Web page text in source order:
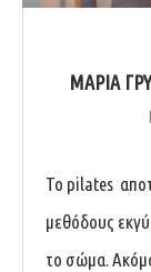
ΜΑΡΊΑ
Το pilates
μεθόδους
το σώμα. Ακόμα